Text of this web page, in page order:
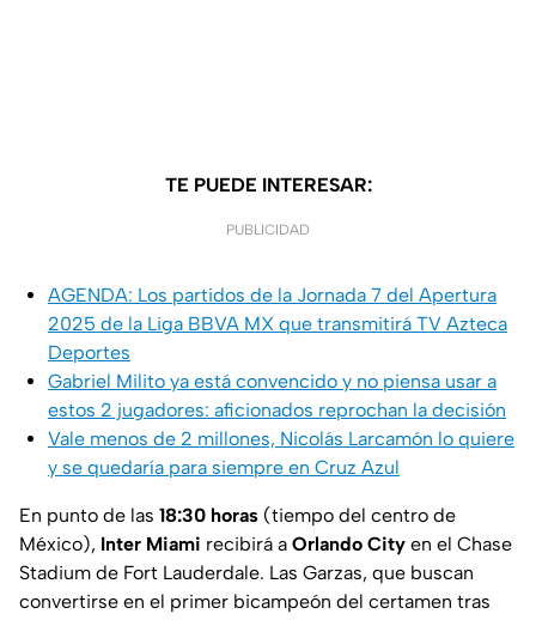
TE PUEDE INTERESAR:
PUBLICIDAD
AGENDA: Los partidos de la Jornada 7 del Apertura
2025 de la Liga BBVA MX que transmitirá TV Azteca
Deportes
Gabriel Milito ya está convencido y no piensa usar a
estos 2 jugadores: aficionados reprochan la decisión
Vale menos de 2 millones, Nicolás Larcamón lo quiere
y se quedaría para siempre en Cruz Azul
En punto de las 18:30 horas (tiempo del centro de
México), Inter Miami recibirá a Orlando City en el Chase
Stadium de Fort Lauderdale. Las Garzas, que buscan
convertirse en el primer bicampeón del certamen tras